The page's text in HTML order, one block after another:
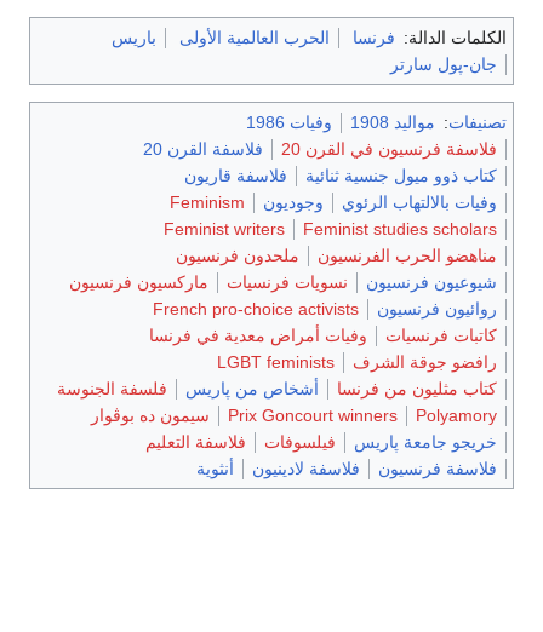
الكلمات الدالة: فرنسا الحرب العالمية الأولى
باريس
جان-پول سارتر
تصنيفات: مواليد 1908
وفيات 1986
فلاسفة فرنسيون في القرن 20
فلاسفة القرن 20
كتاب ذوو ميول جنسية ثنائية
فلاسفة قاريون
وفيات بالالتهاب الرئوي
وجوديون
Feminism
Feminist studies scholars
Feminist writers
مناهضو الحرب الفرنسيون
ملحدون فرنسيون
شيوعيون فرنسيون
نسويات فرنسيات
ماركسيون فرنسيون
روائيون فرنسيون
French pro-choice activists
كاتبات فرنسيات
وفيات أمراض معدية في فرنسا
رافضو جوقة الشرف
LGBT feminists
كتاب مثليون من فرنسا
أشخاص من پاريس
فلسفة الجنوسة
Polyamory
Prix Goncourt winners
سيمون ده بوڤوار
خريجو جامعة پاريس
فيلسوفات
فلاسفة التعليم
فلاسفة فرنسيون
فلاسفة لادينيون أنثوية